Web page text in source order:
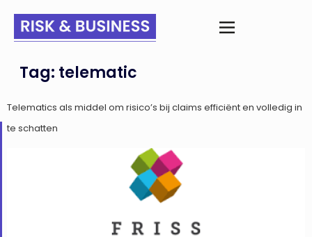
Tag: telematic
Telematics als middel om risico’s bij claims efficiënt en volledig in
te schatten